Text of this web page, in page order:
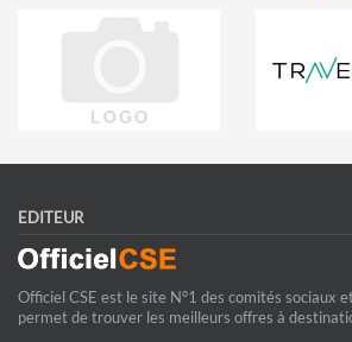
EDITEUR
Officiel CSE est le site N°1 des comités sociaux
permet de trouver les meilleurs offres à